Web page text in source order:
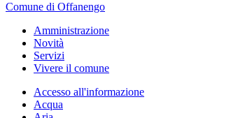
Comune di Offanengo
Amministrazione
Novità
Servizi
Vivere il comune
Accesso all'informazione
Acqua